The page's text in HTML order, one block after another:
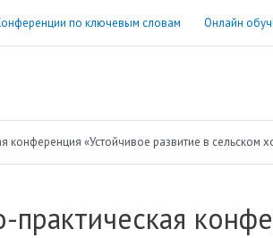
по ключевым словам Онлайн
«Устойчивое развитие в сельском